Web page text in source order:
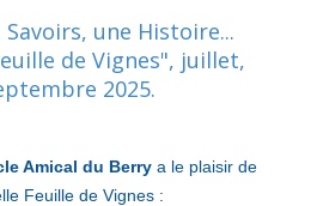
une Histoire...
de Vignes", juillet,
2025.
Amical du Berry a le plaisir de
Feuille de Vignes :